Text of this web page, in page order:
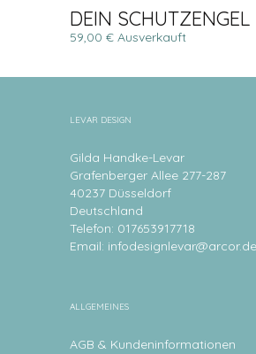
DEIN SCHUTZENGEL
59,00 € Ausverkauft
LEVAR DESIGN
Gilda Handke-Levar
Grafenberger Allee 277-287
40237 Düsseldorf
Deutschland
Telefon: 017653917718
Email: infodesignlevar@arcor.de
ALLGEMEINES
AGB & Kundeninformationen